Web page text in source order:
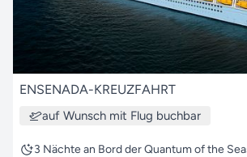
ENSENADA-KREUZFAHRT
auf Wunsch mit Flug buchbar
3 Nächte an Bord der Quantum of the